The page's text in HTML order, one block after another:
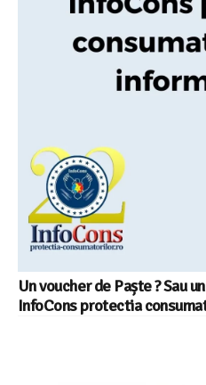
Un voucher de Paște ? Sau
InfoCons protectia